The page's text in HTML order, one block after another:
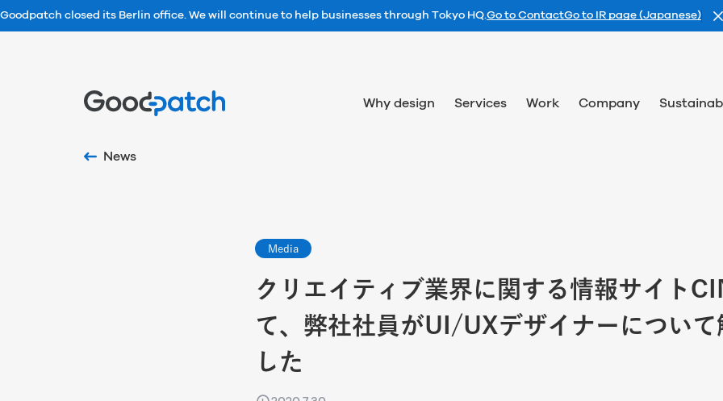
Goodpatch closed its Berlin office. We will continue to help businesses through Tokyo HQ.Go to ContactGo to IR page (Japanese)
Why design Services Work Company
News
Media
クリエイティブ業界に関する情報サイト
て、弊社社員がUI/UXデザイナーについて
した